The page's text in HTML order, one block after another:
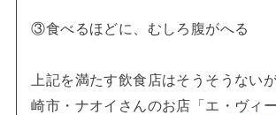
③食べるほどに、むしろ腹がへる
上記を満たす飲食店はそうそうない
崎市・ナオイさんのお店「エ・ヴィ